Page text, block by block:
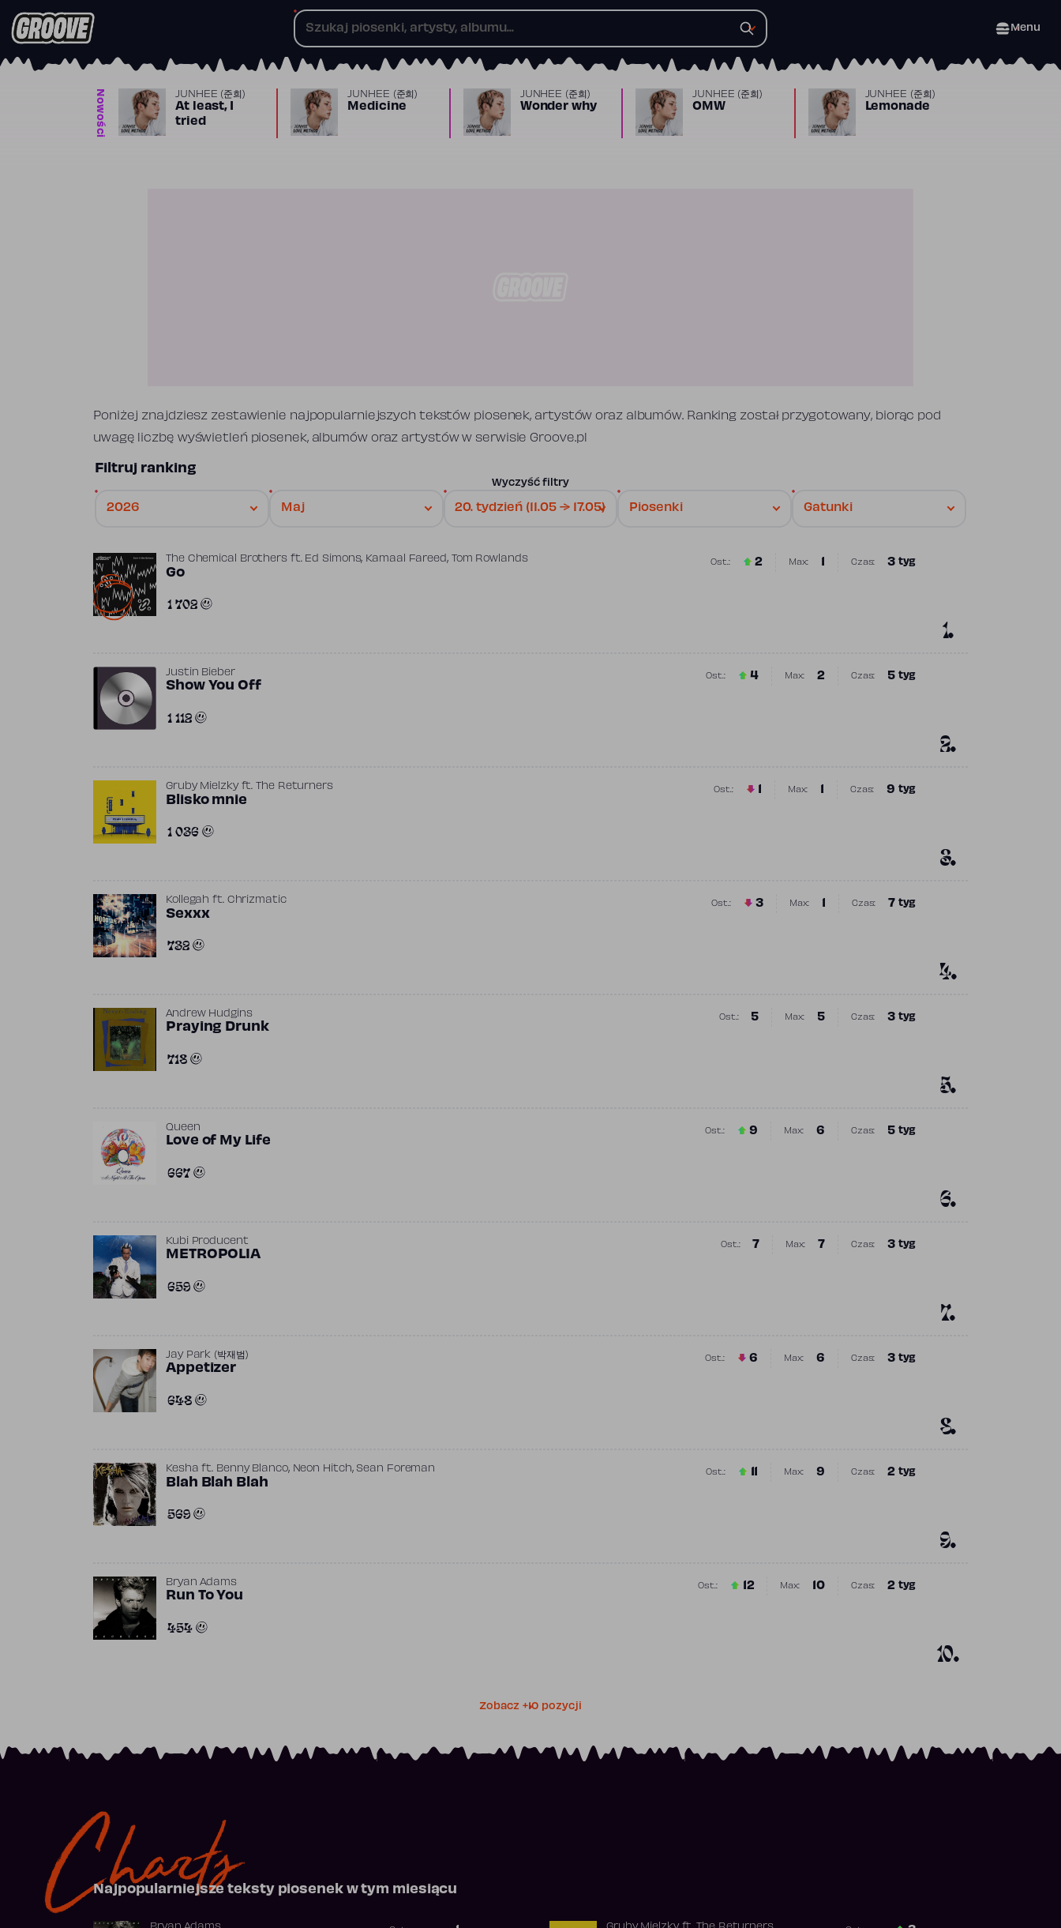
Przejdź
do
treści
Menu
Nowości JUNHEE (준희)
At least, I
tried
JUNHEE (준희)
Medicine
JUNHEE (준희)
Wonder why
JUNHEE (준희)
OMW
JUNHEE (준희)
Lemonade
Poniżej znajdziesz zestawienie najpopularniejszych tekstów piosenek, artystów oraz albumów. Ranking został przygotowany, biorąc pod
uwagę liczbę wyświetleń piosenek, albumów oraz artystów w serwisie Groove.pl
Filtruj ranking
Wyczyść filtry
1.
The Chemical Brothersft. Ed Simons, Kamaal Fareed, Tom Rowlands
Go
1 702
Ost.:
2
Max: 3 tyg
Czas:
2.
Justin Bieber
Show You Off
1 112
Ost.:
4
2
Max: 5 tyg
Czas:
3.
Gruby Mielzkyft. The Returners
Blisko mnie
1 036
Ost.: Max: 9 tyg
Czas:
4.
Kollegah ft. Chrizmatic
Sexxx
732
Ost.:
3
Max: 7 tyg
Czas:
5.
Andrew Hudgins
Praying Drunk
718
Ost.:
5
5
Max: 3 tyg
Czas:
6.
Queen
Love of My Life
667
Ost.:
9
6
Max: 5 tyg
Czas:
7.
Kubi Producent
METROPOLIA
659
Ost.:
7
7
Max: 3 tyg
Czas:
8.
Jay Park (박재범)
Appetizer
648
Ost.:
6
6
Max: 3 tyg
Czas:
9.
Kesha ft. Benny Blanco, Neon Hitch, Sean Foreman
Blah Blah Blah
569
Ost.: 9
Max: 2 tyg
Czas:
10.
Bryan Adams
Run To You
454
Ost.:
12
10
Max: 2 tyg
Czas:
Zobacz +10 pozycji
Charts
Najpopularniejsze teksty piosenek w tym miesiącu